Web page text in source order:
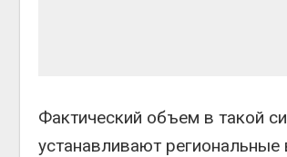
Фактический объем в такой
устанавливают региональные